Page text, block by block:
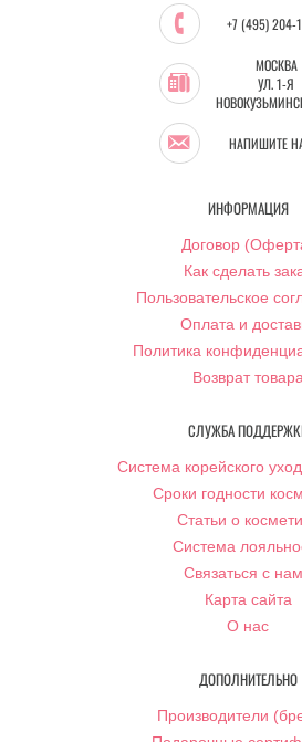
+7 (495) 204-
МОСКВА
УЛ. 1-Я
НАПИШИТЕ
ИНФОРМАЦИЯ
Договор
Как сделать
Пользовательское
Оплата и
Политика
Возврат товара
СЛУЖБА
Система корейского
Сроки годности
Статьи о
Система
Связаться с
Карта сайта
О нас
ДОПОЛНИТЕЛЬНО
Производители